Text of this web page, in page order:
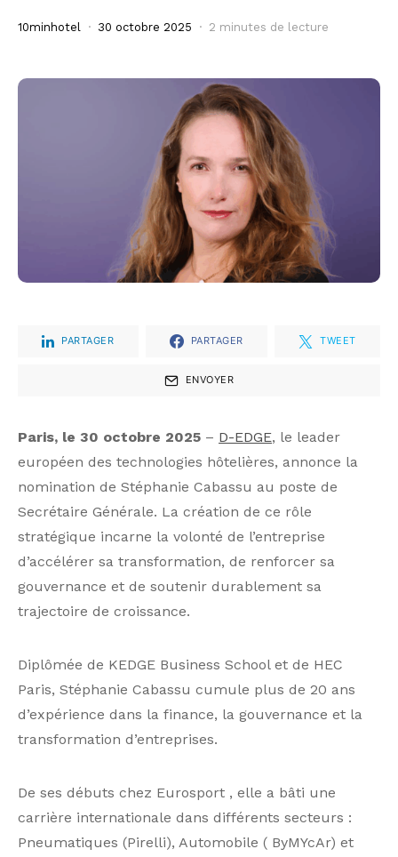
10minhotel 30 octobre 2025 2 minutes de lecture
PARTAGER PARTAGER TWEET
ENVOYER
Paris, le 30 octobre 2025 – D-EDGE, le leader
européen des technologies hôtelières, annonce la
nomination de Stéphanie Cabassu au poste de
Secrétaire Générale. La création de ce rôle
stratégique incarne la volonté de l’entreprise
d’accélérer sa transformation, de renforcer sa
gouvernance et de soutenir durablement sa
trajectoire de croissance.
Diplômée de KEDGE Business School et de HEC
Paris, Stéphanie Cabassu cumule plus de 20 ans
d’expérience dans la finance, la gouvernance et la
transformation d’entreprises.
De ses débuts chez Eurosport , elle a bâti une
carrière internationale dans différents secteurs :
Pneumatiques (Pirelli), Automobile ( ByMYcAr) et